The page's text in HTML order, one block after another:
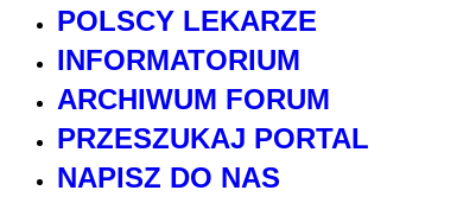
POLSCY LEKARZE
INFORMATORIUM
ARCHIWUM FORUM
PRZESZUKAJ PORTAL
NAPISZ DO NAS